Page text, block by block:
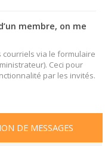
membre, on me
courriels via le formulaire
Ceci pour
par les invités.
DE MESSAGES